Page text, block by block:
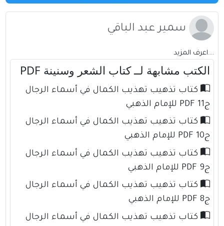
سمير عبد الباقي
....اعرف المزيد
الكتب مشابهة لــ كتاب الشعر وسنينة PDF
كتاب تذهيب تهذيب الكمال في أسماء الرجال
ج11 PDF للإمام الذهبي
كتاب تذهيب تهذيب الكمال في أسماء الرجال
ج10 PDF للإمام الذهبي
كتاب تذهيب تهذيب الكمال في أسماء الرجال
ج9 PDF للإمام الذهبي
كتاب تذهيب تهذيب الكمال في أسماء الرجال
ج8 PDF للإمام الذهبي
كتاب تذهيب تهذيب الكمال في أسماء الرجال